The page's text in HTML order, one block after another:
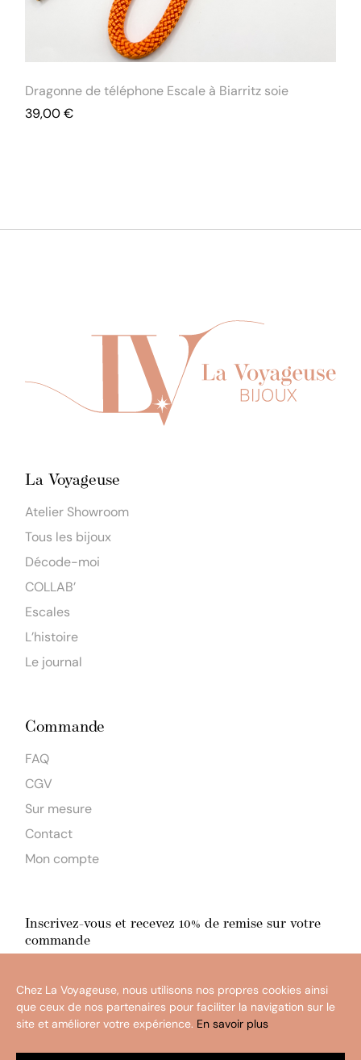
Chez La Voyageuse, nous utilisons nos propres cookies ainsi
que ceux de nos partenaires pour faciliter la navigation sur le
site et améliorer votre expérience. En savoir plus
Dragonne de téléphone Escale à Biarritz soie
39,00€
La Voyageuse
Atelier Showroom
Tous les bijoux
Décode-moi
COLLAB’
Escales
L’histoire
Le journal
Commande
FAQ
CGV
Sur mesure
Contact
Mon compte
Inscrivez-vous et recevez 10% de remise sur votre
commande
Ok